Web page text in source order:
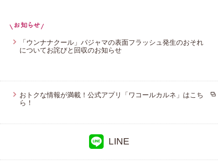
「ウンナナクール」パジャマの表面フラッシュ発生のおそれ
についてお詫びと回収のお知らせ
おトクな情報が満載！公式アプリ「ワコールカルネ」はこち
ら！
LINE